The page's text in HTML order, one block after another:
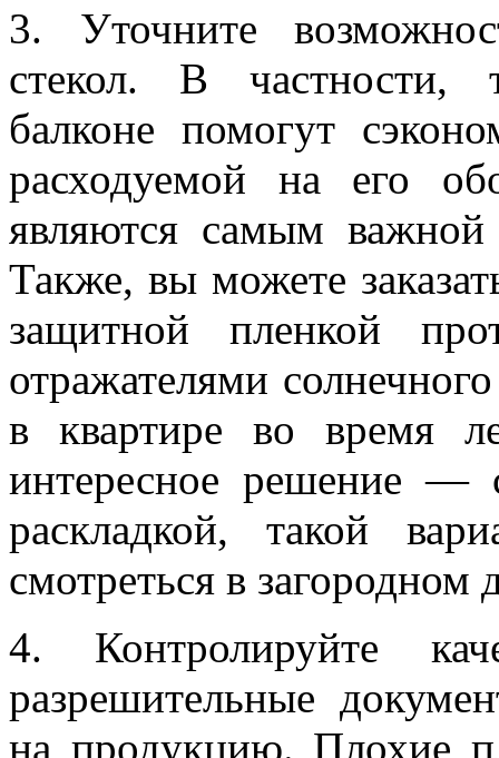
3. Уточните
стекол. В частности,
балконе помогут
расходуемой на его
являются самым важной
Также, вы можете
защитной пленкой
отражателями
в квартире во время
интересное решение —
раскладкой, такой
смотреться в загородном
4. Контролируйте
разрешительные
на продукцию. Плохие